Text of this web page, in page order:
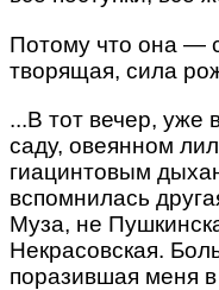
Потому что она —
творящая, сила
...В тот вечер, уже
саду, овеянном
гиацинтовым
вспомнилась
Муза, не
Некрасовская.
поразившая меня